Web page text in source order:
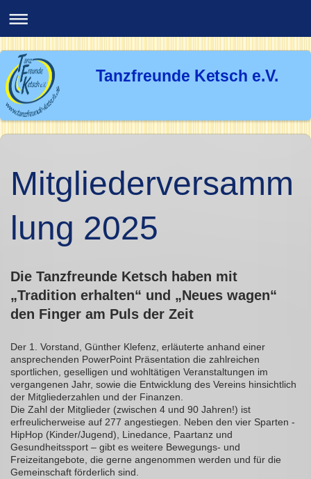
Tanzfreunde Ketsch e.V.
Mitgliederversamm
lung 2025
Die Tanzfreunde Ketsch haben mit
„Tradition erhalten“ und „Neues wagen“
den Finger am Puls der Zeit
Der 1. Vorstand, Günther Klefenz, erläuterte anhand einer
ansprechenden PowerPoint Präsentation die zahlreichen
sportlichen, geselligen und wohltätigen Veranstaltungen im
vergangenen Jahr, sowie die Entwicklung des Vereins hinsichtlich
der Mitgliederzahlen und der Finanzen.
Die Zahl der Mitglieder (zwischen 4 und 90 Jahren!) ist
erfreulicherweise auf 277 angestiegen. Neben den vier Sparten -
HipHop (Kinder/Jugend), Linedance, Paartanz und
Gesundheitssport – gibt es weitere Bewegungs- und
Freizeitangebote, die gerne angenommen werden und für die
Gemeinschaft förderlich sind.